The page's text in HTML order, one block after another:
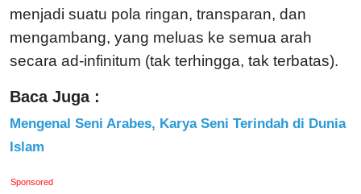
menjadi suatu pola ringan, transparan, dan
mengambang, yang meluas ke semua arah
secara ad-infinitum (tak terhingga, tak terbatas).
Baca Juga :
Mengenal Seni Arabes, Karya Seni Terindah di Dunia
Islam
Sponsored